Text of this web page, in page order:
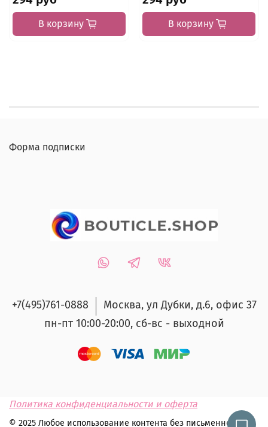
В корзину В корзину
Форма подписки
+7(495)761-0888
Москва, ул Дубки, д.6, офис 37
пн-пт 10:00-20:00, сб-вс - выходной
Политика конфиденциальности и оферта
© 2025 Любое использование контента без письменного